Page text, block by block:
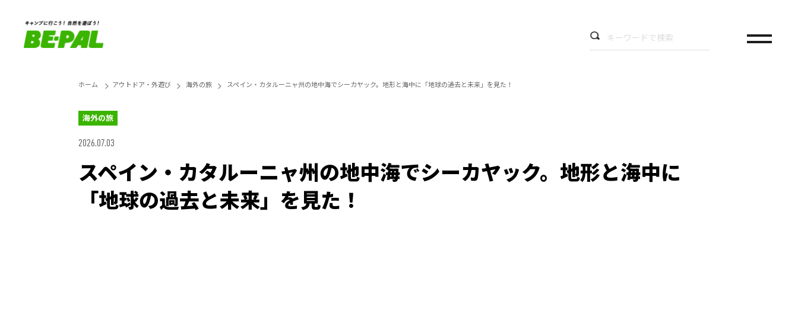
ホーム アウトドア・外遊び 海外の旅 スペイン・カタルーニャ州の地中海でシーカヤック。地形と海中に「地球の過去と未来」を見た！
海外の旅
2026.07.03
スペイン・カタルーニャ州の地中海でシーカヤック。地形と海中に
「地球の過去と未来」を見た！